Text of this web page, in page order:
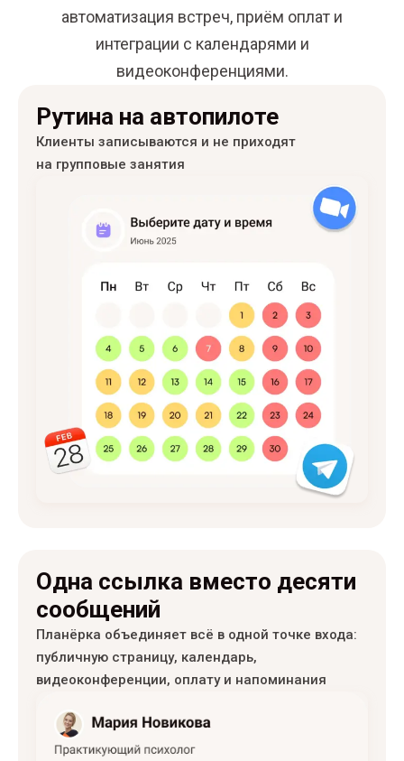
автоматизация встреч, приём оплат и
интеграции с календарями и
видеоконференциями.
Рутина на автопилоте
Клиенты записываются и не приходят
на групповые занятия
Одна ссылка вместо десяти
сообщений
Планёрка объединяет всё в одной точке входа:
публичную страницу, календарь,
видеоконференции, оплату и напоминания